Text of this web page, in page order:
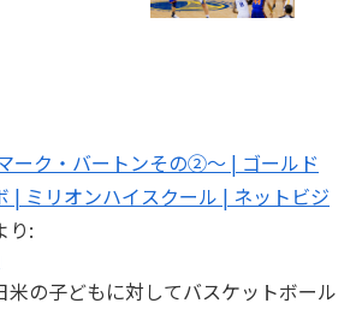
ーク・バートンその②〜 | ゴールド
| ミリオンハイスクール | ネットビジ
り:
の子どもに対してバスケットボール